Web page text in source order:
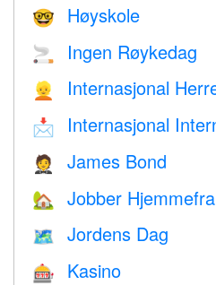
🤓 Høyskole
🚬 Ingen Røykedag
👱 Internasjonal
📩 Internasjonal
🤵 James Bond
🏡 Jobber Hjemmefra
🗺️ Jordens Dag
🎰 Kasino